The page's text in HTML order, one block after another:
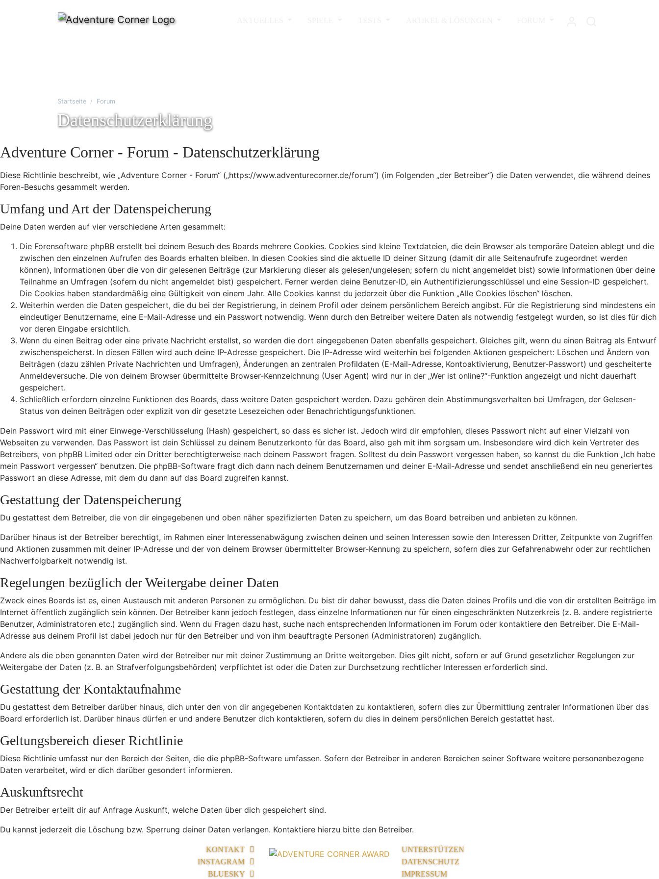
Startseite Forum
Datenschutzerklärung
Adventure Corner - Forum - Datenschutzerklärung
Diese Richtlinie beschreibt, wie „Adventure Corner - Forum“ („https://www.adventurecorner.de/forum“) (im Folgenden „der Betreiber“) die Daten verwendet, die während deines
Foren-Besuchs gesammelt werden.
Umfang und Art der Datenspeicherung
Deine Daten werden auf vier verschiedene Arten gesammelt:
Die Forensoftware phpBB erstellt bei deinem Besuch des Boards mehrere Cookies. Cookies sind kleine Textdateien, die dein Browser als temporäre Dateien ablegt und die
zwischen den einzelnen Aufrufen des Boards erhalten bleiben. In diesen Cookies sind die aktuelle ID deiner Sitzung (damit dir alle Seitenaufrufe zugeordnet werden
können), Informationen über die von dir gelesenen Beiträge (zur Markierung dieser als gelesen/ungelesen; sofern du nicht angemeldet bist) sowie Informationen über deine
Teilnahme an Umfragen (sofern du nicht angemeldet bist) gespeichert. Ferner werden deine Benutzer-ID, ein Authentifizierungsschlüssel und eine Session-ID gespeichert.
Die Cookies haben standardmäßig eine Gültigkeit von einem Jahr. Alle Cookies kannst du jederzeit über die Funktion „Alle Cookies löschen“ löschen.
Weiterhin werden die Daten gespeichert, die du bei der Registrierung, in deinem Profil oder deinem persönlichem Bereich angibst. Für die Registrierung sind mindestens ein
eindeutiger Benutzername, eine E-Mail-Adresse und ein Passwort notwendig. Wenn durch den Betreiber weitere Daten als notwendig festgelegt wurden, so ist dies für dich
vor deren Eingabe ersichtlich.
Wenn du einen Beitrag oder eine private Nachricht erstellst, so werden die dort eingegebenen Daten ebenfalls gespeichert. Gleiches gilt, wenn du einen Beitrag als Entwurf
zwischenspeicherst. In diesen Fällen wird auch deine IP-Adresse gespeichert. Die IP-Adresse wird weiterhin bei folgenden Aktionen gespeichert: Löschen und Ändern von
Beiträgen (dazu zählen Private Nachrichten und Umfragen), Änderungen an zentralen Profildaten (E-Mail-Adresse, Kontoaktivierung, Benutzer-Passwort) und gescheiterte
Anmeldeversuche. Die von deinem Browser übermittelte Browser-Kennzeichnung (User Agent) wird nur in der „Wer ist online?“-Funktion angezeigt und nicht dauerhaft
gespeichert.
Schließlich erfordern einzelne Funktionen des Boards, dass weitere Daten gespeichert werden. Dazu gehören dein Abstimmungsverhalten bei Umfragen, der Gelesen-
Status von deinen Beiträgen oder explizit von dir gesetzte Lesezeichen oder Benachrichtigungsfunktionen.
Dein Passwort wird mit einer Einwege-Verschlüsselung (Hash) gespeichert, so dass es sicher ist. Jedoch wird dir empfohlen, dieses Passwort nicht auf einer Vielzahl von
Webseiten zu verwenden. Das Passwort ist dein Schlüssel zu deinem Benutzerkonto für das Board, also geh mit ihm sorgsam um. Insbesondere wird dich kein Vertreter des
Betreibers, von phpBB Limited oder ein Dritter berechtigterweise nach deinem Passwort fragen. Solltest du dein Passwort vergessen haben, so kannst du die Funktion „Ich habe
mein Passwort vergessen“ benutzen. Die phpBB-Software fragt dich dann nach deinem Benutzernamen und deiner E-Mail-Adresse und sendet anschließend ein neu generiertes
Passwort an diese Adresse, mit dem du dann auf das Board zugreifen kannst.
Gestattung der Datenspeicherung
Du gestattest dem Betreiber, die von dir eingegebenen und oben näher spezifizierten Daten zu speichern, um das Board betreiben und anbieten zu können.
Darüber hinaus ist der Betreiber berechtigt, im Rahmen einer Interessenabwägung zwischen deinen und seinen Interessen sowie den Interessen Dritter, Zeitpunkte von Zugriffen
und Aktionen zusammen mit deiner IP-Adresse und der von deinem Browser übermittelter Browser-Kennung zu speichern, sofern dies zur Gefahrenabwehr oder zur rechtlichen
Nachverfolgbarkeit notwendig ist.
Regelungen bezüglich der Weitergabe deiner Daten
Zweck eines Boards ist es, einen Austausch mit anderen Personen zu ermöglichen. Du bist dir daher bewusst, dass die Daten deines Profils und die von dir erstellten Beiträge im
Internet öffentlich zugänglich sein können. Der Betreiber kann jedoch festlegen, dass einzelne Informationen nur für einen eingeschränkten Nutzerkreis (z. B. andere registrierte
Benutzer, Administratoren etc.) zugänglich sind. Wenn du Fragen dazu hast, suche nach entsprechenden Informationen im Forum oder kontaktiere den Betreiber. Die E-Mail-
Adresse aus deinem Profil ist dabei jedoch nur für den Betreiber und von ihm beauftragte Personen (Administratoren) zugänglich.
Andere als die oben genannten Daten wird der Betreiber nur mit deiner Zustimmung an Dritte weitergeben. Dies gilt nicht, sofern er auf Grund gesetzlicher Regelungen zur
Weitergabe der Daten (z. B. an Strafverfolgungsbehörden) verpflichtet ist oder die Daten zur Durchsetzung rechtlicher Interessen erforderlich sind.
Gestattung der Kontaktaufnahme
Du gestattest dem Betreiber darüber hinaus, dich unter den von dir angegebenen Kontaktdaten zu kontaktieren, sofern dies zur Übermittlung zentraler Informationen über das
Board erforderlich ist. Darüber hinaus dürfen er und andere Benutzer dich kontaktieren, sofern du dies in deinem persönlichen Bereich gestattet hast.
Geltungsbereich dieser Richtlinie
Diese Richtlinie umfasst nur den Bereich der Seiten, die die phpBB-Software umfassen. Sofern der Betreiber in anderen Bereichen seiner Software weitere personenbezogene
Daten verarbeitet, wird er dich darüber gesondert informieren.
Auskunftsrecht
Der Betreiber erteilt dir auf Anfrage Auskunft, welche Daten über dich gespeichert sind.
Du kannst jederzeit die Löschung bzw. Sperrung deiner Daten verlangen. Kontaktiere hierzu bitte den Betreiber.
KONTAKT
INSTAGRAM
BLUESKY
UNTERSTÜTZEN
DATENSCHUTZ
IMPRESSUM